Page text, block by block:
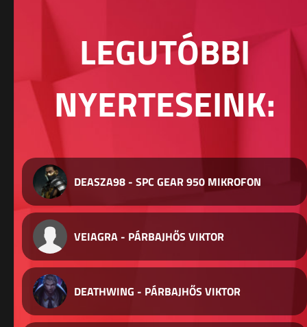
LEGUTÓBBI
NYERTESEINK:
DEASZA98 - SPC GEAR 950 MIKROFON
VEIAGRA - PÁRBAJHŐS VIKTOR
DEATHWING - PÁRBAJHŐS VIKTOR